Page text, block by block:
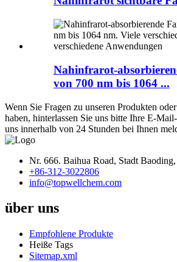
Nahinfrarot-
von 700 nm bis 1064 ...
Wenn Sie Fragen zu unseren Produkten
haben, hinterlassen Sie uns bitte Ihre E-
uns innerhalb von 24 Stunden bei Ihnen
Nr. 666. Baihua Road, Stadt
+86-312-3022806
info@topwellchem.com
über uns
Empfohlene Produkte
Heiße Tags
Sitemap.xml